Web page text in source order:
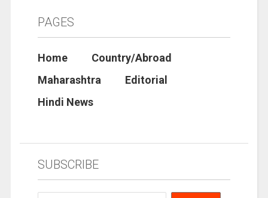
PAGES
Home
Country/Abroad
Maharashtra
Editorial
Hindi News
SUBSCRIBE